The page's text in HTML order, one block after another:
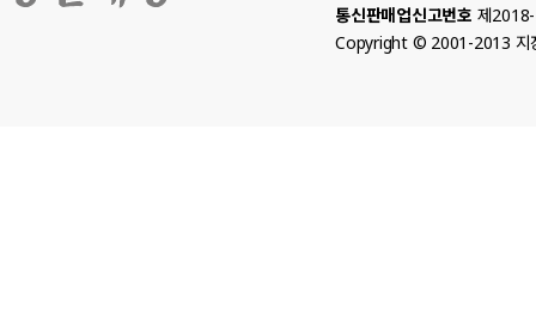
통신판매업신고번호 제
Copyright © 2001-2013 지